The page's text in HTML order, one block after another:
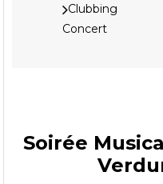
Clubbing
Concert
Soirée